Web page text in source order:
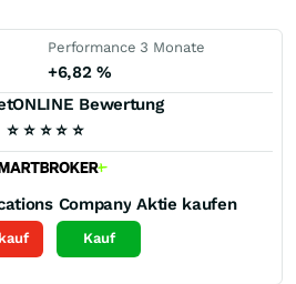
Performance 3 Monate
+6,82%
Bewertung
⭐ ⭐ ⭐ ⭐ ⭐
Company Aktie kaufen
Kauf